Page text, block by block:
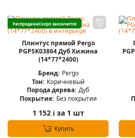
РаспродажаСкоро закончится
Плинтус прямой Pergo
PGPSK03864 Дуб Хижина
(14*77*2400)
Бренд: Pergo
Тон: Коричневый
Порода дерева: Дуб
Покрытие: Без покрытия
1 152 iза 1 шт
Купить